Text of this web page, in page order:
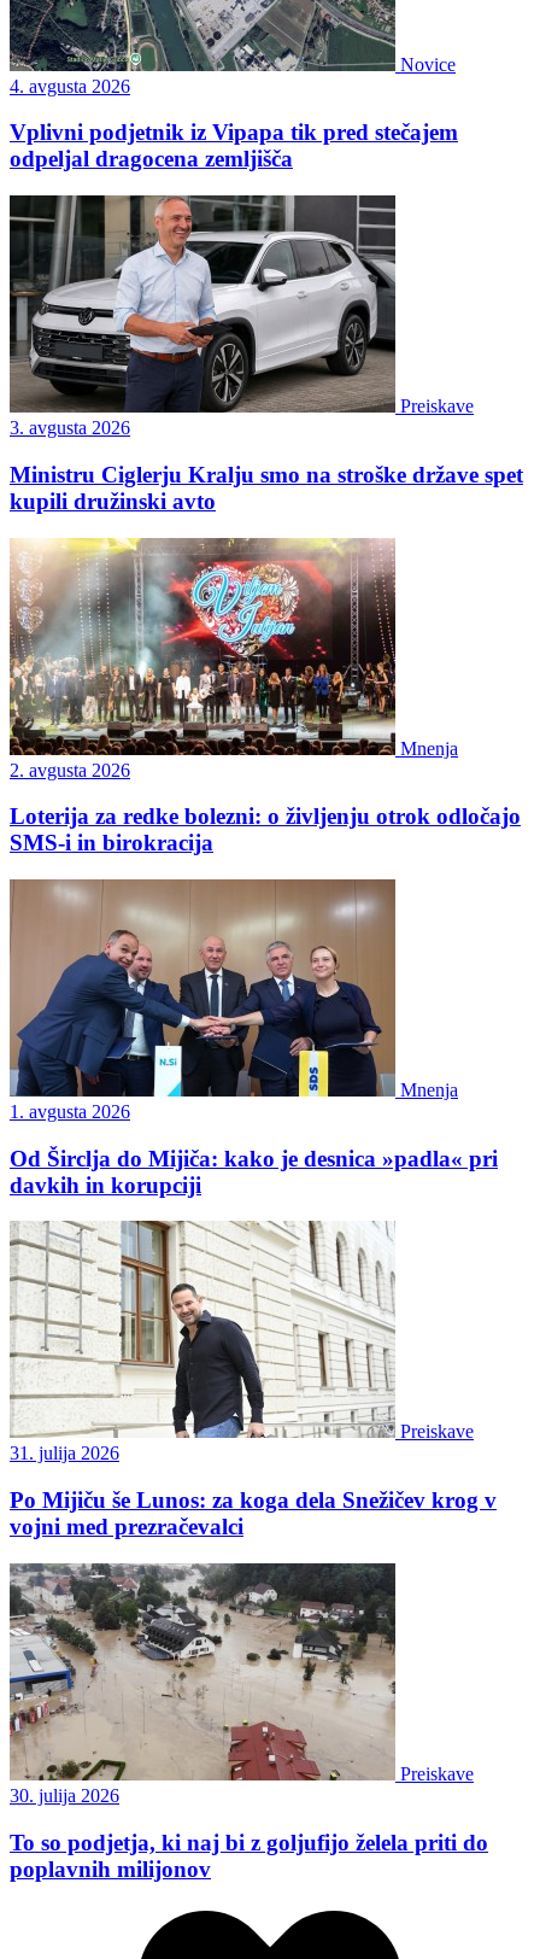
Novice
4. avgusta 2026
Vplivni podjetnik iz Vipapa tik pred stečajem
odpeljal dragocena zemljišča
Preiskave
3. avgusta 2026
Ministru Ciglerju Kralju smo na stroške države spet
kupili družinski avto
Mnenja
2. avgusta 2026
Loterija za redke bolezni: o življenju otrok odločajo
SMS-i in birokracija
Mnenja
1. avgusta 2026
Od Širclja do Mijiča: kako je desnica »padla« pri
davkih in korupciji
Preiskave
31. julija 2026
Po Mijiču še Lunos: za koga dela Snežičev krog v
vojni med prezračevalci
Preiskave
30. julija 2026
To so podjetja, ki naj bi z goljufijo želela priti do
poplavnih milijonov